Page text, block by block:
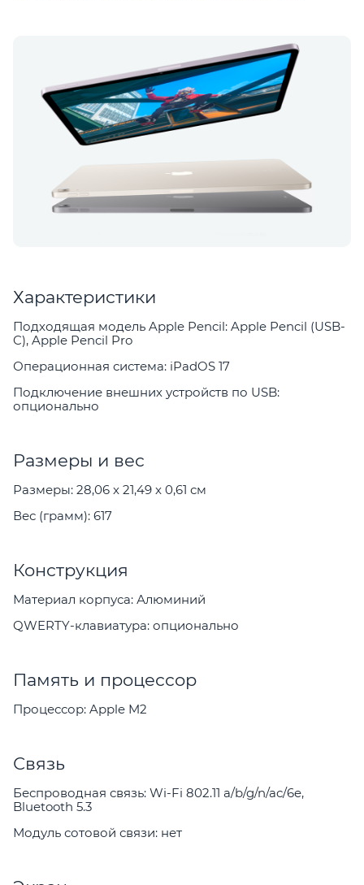
Характеристики
Подходящая модель Apple Pencil: Apple Pencil (USB-
C), Apple Pencil Pro
Операционная система: iPadOS 17
Подключение внешних устройств по USB:
опционально
Размеры и вес
Размеры: 28,06 x 21,49 x 0,61 см
Вес (грамм): 617
Конструкция
Материал корпуса: Алюминий
QWERTY-клавиатура: опционально
Память и процессор
Процессор: Apple M2
Связь
Беспроводная связь: Wi-Fi 802.11 a/b/g/n/ac/6e,
Bluetooth 5.3
Модуль сотовой связи: нет